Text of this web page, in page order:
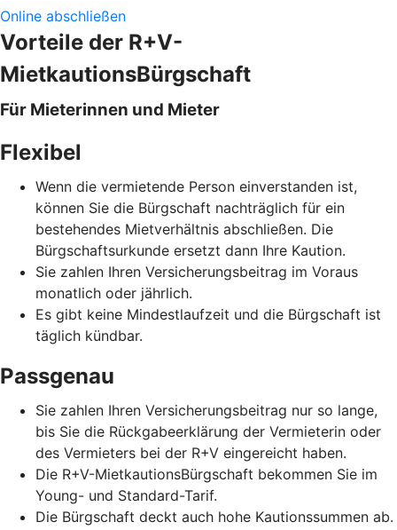
Online abschließen
Vorteile der R+V-
MietkautionsBürgschaft
Für Mieterinnen und Mieter
Flexibel
Wenn die vermietende Person einverstanden ist,
können Sie die Bürgschaft nachträglich für ein
bestehendes Mietverhältnis abschließen. Die
Bürgschaftsurkunde ersetzt dann Ihre Kaution.
Sie zahlen Ihren Versicherungsbeitrag im Voraus
monatlich oder jährlich.
Es gibt keine Mindestlaufzeit und die Bürgschaft ist
täglich kündbar.
Passgenau
Sie zahlen Ihren Versicherungsbeitrag nur so lange,
bis Sie die Rückgabeerklärung der Vermieterin oder
des Vermieters bei der R+V eingereicht haben.
Die R+V-MietkautionsBürgschaft bekommen Sie im
Young- und Standard-Tarif.
Die Bürgschaft deckt auch hohe Kautionssummen ab.